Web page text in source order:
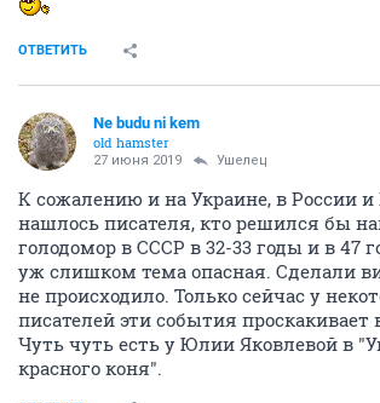
ОТВЕТИТЬ
Ne budu ni kem
old hamster
27 июня 2019 Ушелец
К сожалению и на Украине, в России и
нашлось писателя, кто решился бы
голодомор в СССР в 32-33 годы и в 47
уж слишком тема опасная. Сделали
не происходило. Только сейчас у
писателей эти события проскакивает
Чуть чуть есть у Юлии Яковлевой в
красного коня".